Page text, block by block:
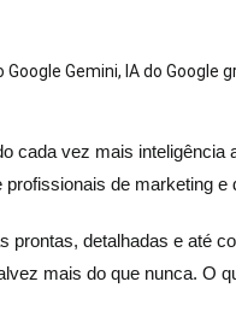
Google Gemini, IA do Google
cada vez mais
de marketing e
prontas, detalhadas e até
mais do que nunca. O